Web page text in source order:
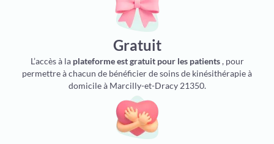
Gratuit
L’accès à la plateforme est gratuit pour les patients, pour
permettre à chacun de bénéficier de soins de kinésithérapie à
domicile à Marcilly-et-Dracy 21350.